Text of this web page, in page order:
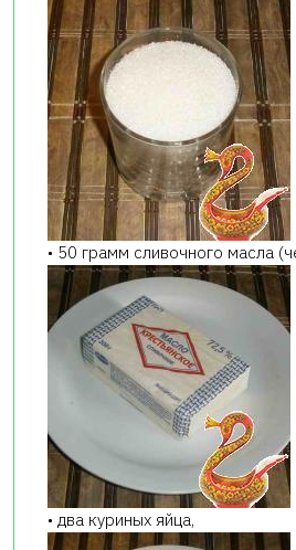
• 50 грамм сливочного масла
• два куриных яйца,